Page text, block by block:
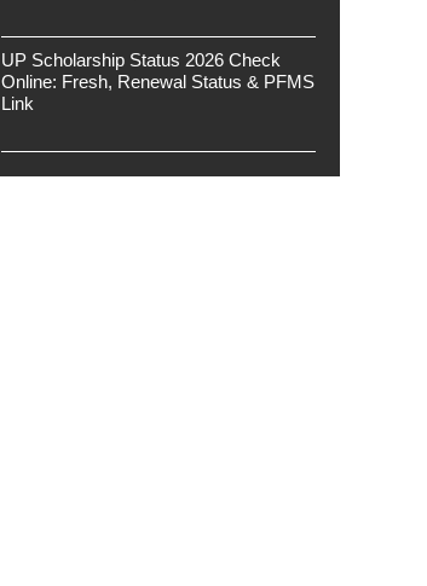
UP Scholarship Status 2026 Check
Online: Fresh, Renewal Status & PFMS
Link